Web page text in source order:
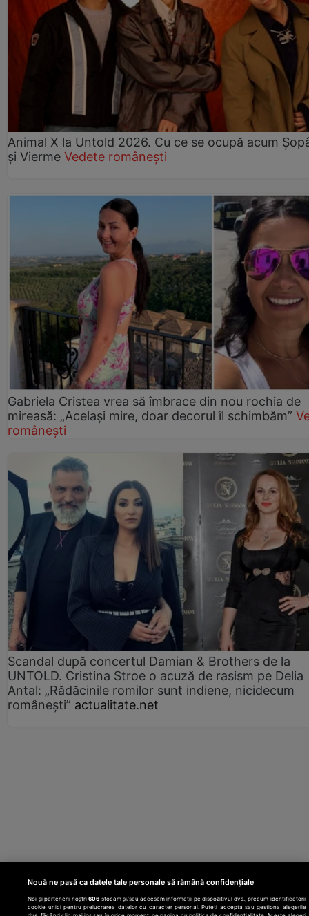
Animal X la Untold 2026. Cu ce se ocupă acum
și Vierme Vedete românești
Gabriela Cristea vrea să îmbrace din nou rochia de
mireasă: „Același mire, doar decorul îl schimbăm”
românești
Scandal după concertul Damian & Brothers de la
UNTOLD. Cristina Stroe o acuză de rasism pe Delia
Antal: „Rădăcinile romilor sunt indiene, nicidecum
românești” actualitate.net
Nouă ne pasă ca datele tale personale să rămână confidențiale
Noi și partenerii noștri606 stocăm și/sau accesăm informații pe dispozitivul dvs., precum identificatorii
cookie unici pentru prelucrarea datelor cu caracter personal. Puteți accepta sau gestiona alegerile